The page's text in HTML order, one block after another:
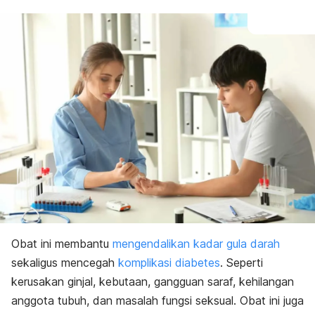
Obat ini membantu mengendalikan kadar gula darah
sekaligus mencegah komplikasi diabetes. Seperti
kerusakan ginjal, kebutaan, gangguan saraf, kehilangan
anggota tubuh, dan masalah fungsi seksual. Obat ini juga